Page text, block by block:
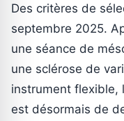
Des critères de
septembre 2025.
une séance de
une sclérose de
instrument flexible,
est désormais de